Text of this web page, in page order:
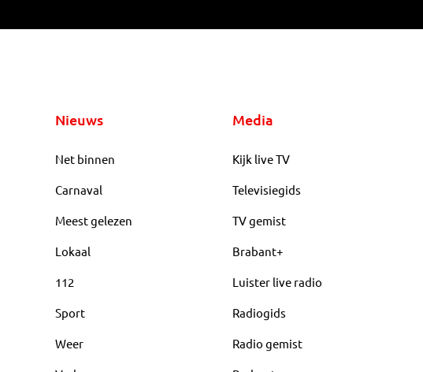
Nieuws
Net binnen
Carnaval
Meest gelezen
Lokaal
112
Sport
Weer
Media
Kijk live TV
Televisiegids
TV gemist
Brabant+
Luister live radio
Radiogids
Radio gemist